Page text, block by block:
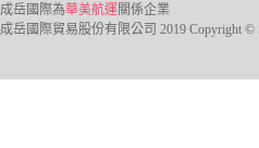
成岳國際為華美航運關係企業
成岳國際貿易股份有限公司 2019 Copyright ©